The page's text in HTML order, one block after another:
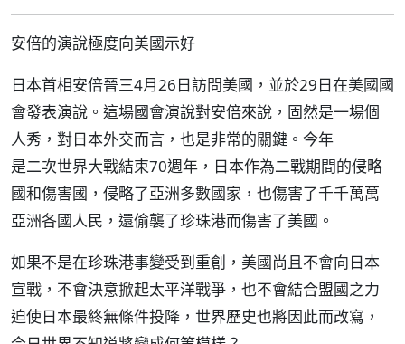
安倍的演說極度向美國示好
日本首相安倍晉三4月26日訪問美國，並於29日在美國國
會發表演說。這場國會演說對安倍來說，固然是一場個
人秀，對日本外交而言，也是非常的關鍵。今年
是二次世界大戰結束70週年，日本作為二戰期間的侵略
國和傷害國，侵略了亞洲多數國家，也傷害了千千萬萬
亞洲各國人民，還偷襲了珍珠港而傷害了美國。
如果不是在珍珠港事變受到重創，美國尚且不會向日本
宣戰，不會決意掀起太平洋戰爭，也不會結合盟國之力
迫使日本最終無條件投降，世界歷史也將因此而改寫，